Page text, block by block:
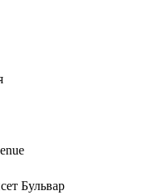
Бульвар